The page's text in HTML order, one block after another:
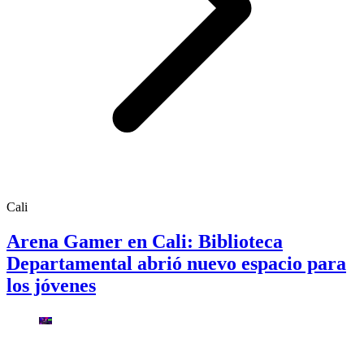
Cali
Arena Gamer en Cali: Biblioteca
Departamental abrió nuevo espacio para
los jóvenes